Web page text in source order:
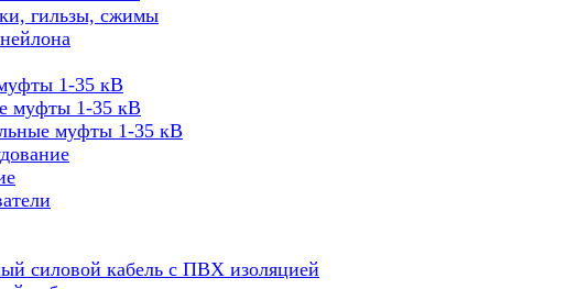
гильзы, сжимы
1-35 кВ
муфты 1-35 кВ
муфты 1-35 кВ
силовой кабель с ПВХ изоляцией